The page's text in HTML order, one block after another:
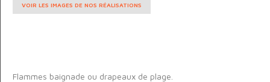
VOIR LES IMAGES DE NOS RÉALISATIONS
Flammes baignade ou drapeaux de plage.